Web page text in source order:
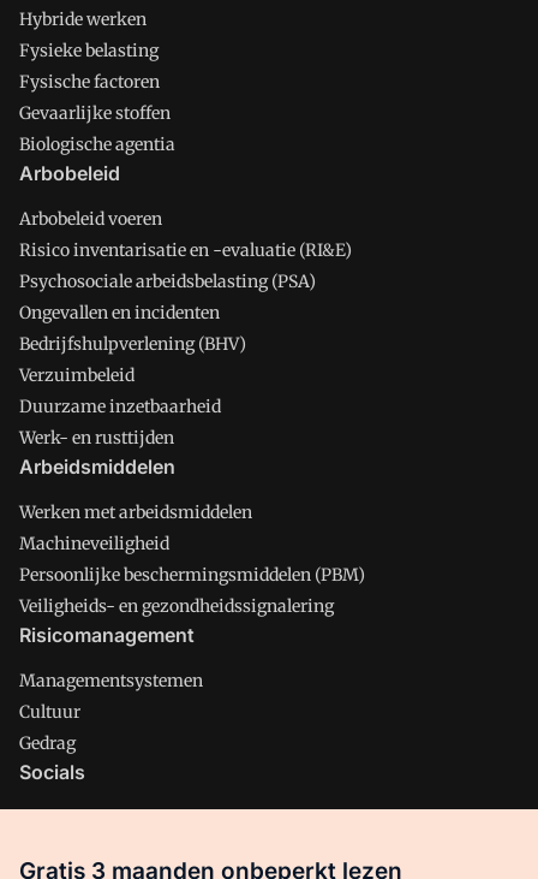
Hybride werken
Fysieke belasting
Fysische factoren
Gevaarlijke stoffen
Biologische agentia
Arbobeleid
Arbobeleid voeren
Risico inventarisatie en -evaluatie (RI&E)
Psychosociale arbeidsbelasting (PSA)
Ongevallen en incidenten
Bedrijfshulpverlening (BHV)
Verzuimbeleid
Duurzame inzetbaarheid
Werk- en rusttijden
Arbeidsmiddelen
Werken met arbeidsmiddelen
Machineveiligheid
Persoonlijke beschermingsmiddelen (PBM)
Veiligheids- en gezondheidssignalering
Risicomanagement
Managementsystemen
Cultuur
Gedrag
Socials
Gratis 3 maanden onbeperkt lezen